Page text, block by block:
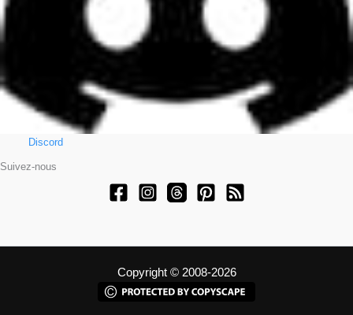
Discord
Suivez-nous
Copyright © 2008-2026